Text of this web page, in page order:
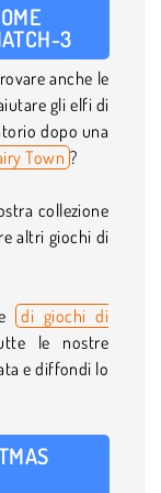
3
anche le
gli elfi di
dopo una
Town ?
collezione
altri giochi di
di giochi di
le nostre
e diffondi lo